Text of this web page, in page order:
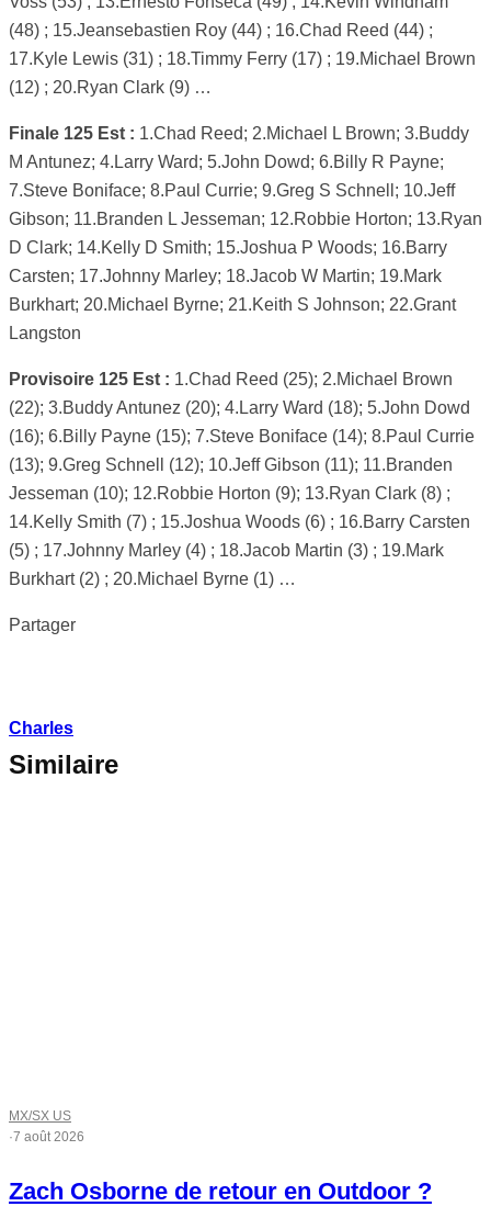
(48) ; 15.Jeansebastien Roy (44) ; 16.Chad Reed (44) ;
17.Kyle Lewis (31) ; 18.Timmy Ferry (17) ; 19.Michael Brown
(12) ; 20.Ryan Clark (9) …
Finale 125 Est : 1.Chad Reed; 2.Michael L Brown; 3.Buddy
M Antunez; 4.Larry Ward; 5.John Dowd; 6.Billy R Payne;
7.Steve Boniface; 8.Paul Currie; 9.Greg S Schnell; 10.Jeff
Gibson; 11.Branden L Jesseman; 12.Robbie Horton; 13.Ryan
D Clark; 14.Kelly D Smith; 15.Joshua P Woods; 16.Barry
Carsten; 17.Johnny Marley; 18.Jacob W Martin; 19.Mark
Burkhart; 20.Michael Byrne; 21.Keith S Johnson; 22.Grant
Langston
Provisoire 125 Est : 1.Chad Reed (25); 2.Michael Brown
(22); 3.Buddy Antunez (20); 4.Larry Ward (18); 5.John Dowd
(16); 6.Billy Payne (15); 7.Steve Boniface (14); 8.Paul Currie
(13); 9.Greg Schnell (12); 10.Jeff Gibson (11); 11.Branden
Jesseman (10); 12.Robbie Horton (9); 13.Ryan Clark (8) ;
14.Kelly Smith (7) ; 15.Joshua Woods (6) ; 16.Barry Carsten
(5) ; 17.Johnny Marley (4) ; 18.Jacob Martin (3) ; 19.Mark
Burkhart (2) ; 20.Michael Byrne (1) …
Partager
Charles
Similaire
MX/SX US
·7 août 2026
Zach Osborne de retour en Outdoor ?